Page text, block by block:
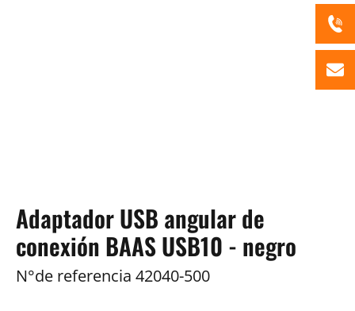
Adaptador USB angular de
conexión BAAS USB10 - negro
N°de referencia 42040-500